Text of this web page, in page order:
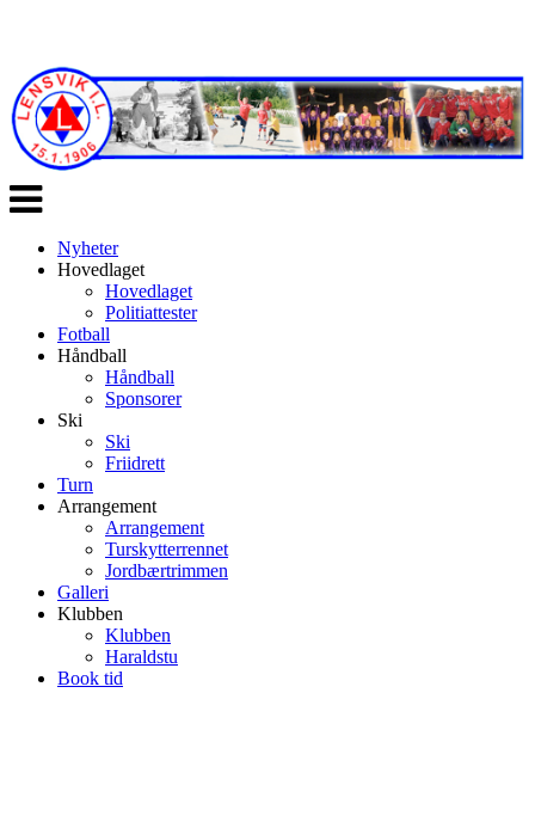
Veksle
navigasjon
Nyheter
Hovedlaget
Hovedlaget
Politiattester
Fotball
Håndball
Håndball
Sponsorer
Ski
Ski
Friidrett
Turn
Arrangement
Arrangement
Turskytterrennet
Jordbærtrimmen
Galleri
Klubben
Klubben
Haraldstu
Book tid